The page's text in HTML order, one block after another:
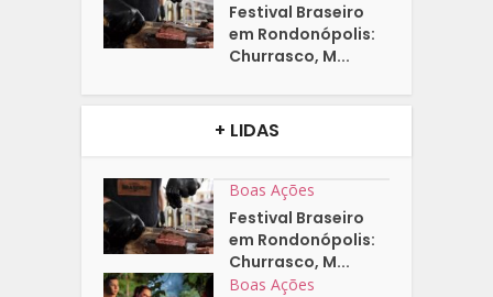
Festival Braseiro
em Rondonópolis:
Churrasco, M...
+ LIDAS
Boas Ações
Festival Braseiro
em Rondonópolis:
Churrasco, M...
Boas Ações